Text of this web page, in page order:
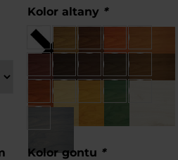
Kolor altany *
Kolor gontu *